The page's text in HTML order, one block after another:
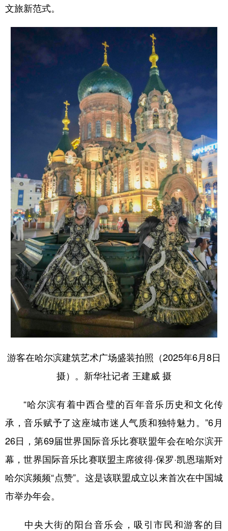
文旅新范式。
游客在哈尔滨建筑艺术广场盛装拍照（2025年6月8日
摄）。新华社记者 王建威 摄
“哈尔滨有着中西合璧的百年音乐历史和文化传
承，音乐赋予了这座城市迷人气质和独特魅力。”6月
26日，第69届世界国际音乐比赛联盟年会在哈尔滨开
幕，世界国际音乐比赛联盟主席彼得·保罗·凯恩瑞斯对
哈尔滨频频“点赞”。这是该联盟成立以来首次在中国城
市举办年会。
中央大街的阳台音乐会，吸引市民和游客的目